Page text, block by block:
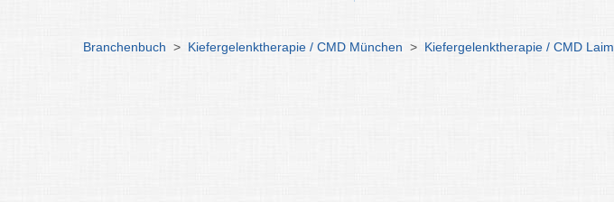
Branchenbuch > Kiefergelenktherapie / CMD München > Kiefergelenktherapie / CMD Laim